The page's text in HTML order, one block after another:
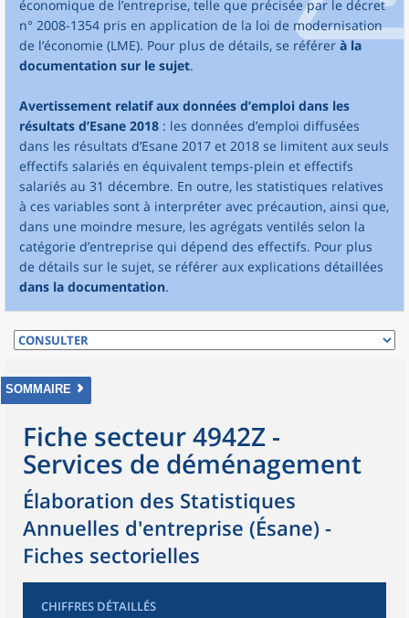
économique de l’entreprise, telle que précisée par le décret
n° 2008-1354 pris en application de la loi de modernisation
de l’économie (LME). Pour plus de détails, se référerà la
documentation sur le sujet.
Avertissement relatif aux données d’emploi dans les
résultats d’Esane 2018 : les données d’emploi diffusées
dans les résultats d’Esane 2017 et 2018 se limitent aux seuls
effectifs salariés en équivalent temps-plein et effectifs
salariés au 31 décembre. En outre, les statistiques relatives
à ces variables sont à interpréter avec précaution, ainsi que,
dans une moindre mesure, les agrégats ventilés selon la
catégorie d’entreprise qui dépend des effectifs. Pour plus
de détails sur le sujet, se référer aux explications détaillées
dans la documentation.
SOMMAIRE
Fiche secteur 4942Z -
Services de déménagement
Élaboration des Statistiques
Annuelles d'entreprise (Ésane) -
Fiches sectorielles
CHIFFRES DÉTAILLÉS